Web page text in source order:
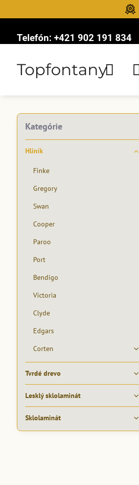
Telefón: +421 902 191 834
Topfontany
Kategórie
Hliník
Finke
Gregory
Swan
Cooper
Paroo
Port
Bendigo
Victoria
Clyde
Edgars
Corten
Tvrdé drevo
Lesklý sklolaminát
Sklolaminát